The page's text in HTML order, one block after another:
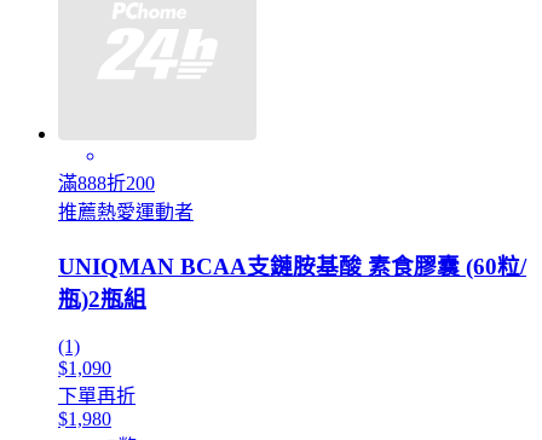
滿888折200
推薦熱愛運動者
UNIQMAN BCAA支鏈胺基酸 素食膠囊 (60粒/
瓶)2瓶組
(1)
$1,090
下單再折
$1,980